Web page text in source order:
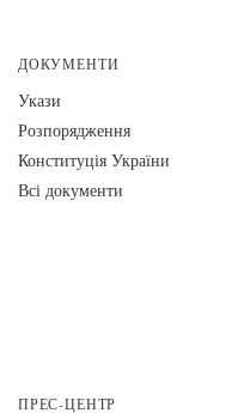
ДОКУМЕНТИ
Укази
Розпорядження
Конституція України
Всі документи
ПРЕС-ЦЕНТР